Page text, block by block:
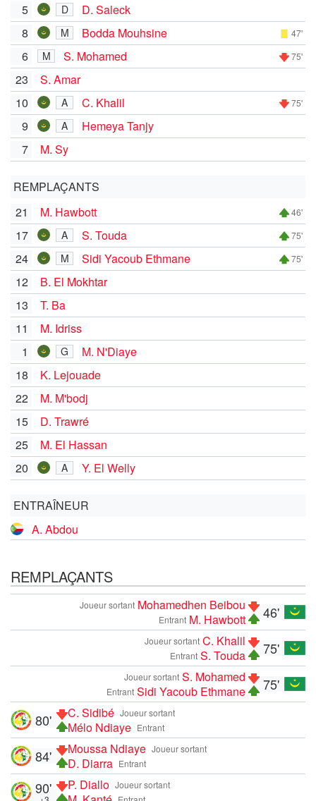
5 D
D. Saleck
8
M Bodda Mouhsine 47'
6 M S. Mohamed 75'
23
S. Amar
10
A C. Khalil 75'
9 A
Hemeya Tanjy
7
M. Sy
REMPLAÇANTS
21
M. Hawbott 46'
17 A S. Touda 75'
24 M Sidi Yacoub Ethmane 75'
12
B. El Mokhtar
13
T. Ba
11
M. Idriss
1
G
M. N'Diaye
18
K. Lejouade
22
M. M'bodj
15
D. Trawré
25
M. El Hassan
20
A Y. El Welly
ENTRAÎNEUR
A. Abdou
REMPLAÇANTS
46'
Joueur sortant Mohamedhen Beibou
Entrant M. Hawbott
75'
Joueur sortant C. Khalil
Entrant S. Touda
75'
Joueur sortant S. Mohamed
Entrant Sidi Yacoub Ethmane
Joueur sortant
C. Sidibé
Entrant
Mélo Ndiaye
80'
Joueur sortant
Moussa Ndiaye
Entrant
D. Diarra
84'
Joueur sortant
P. Diallo
90'